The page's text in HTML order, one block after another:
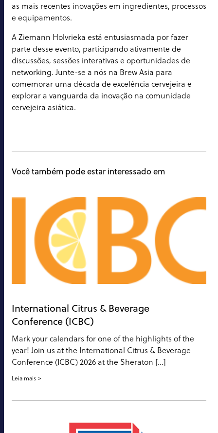
as mais recentes inovações em ingredientes, processos
e equipamentos.
A Ziemann Holvrieka está entusiasmada por fazer
parte desse evento, participando ativamente de
discussões, sessões interativas e oportunidades de
networking. Junte-se a nós na Brew Asia para
comemorar uma década de excelência cervejeira e
explorar a vanguarda da inovação na comunidade
cervejeira asiática.
Você também pode estar interessado em
International Citrus & Beverage
Conference (ICBC)
Mark your calendars for one of the highlights of the
year! Join us at the International Citrus & Beverage
Conference (ICBC) 2026 at the Sheraton […]
Leia mais